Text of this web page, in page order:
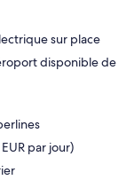
sur place
disponible de
par jour)